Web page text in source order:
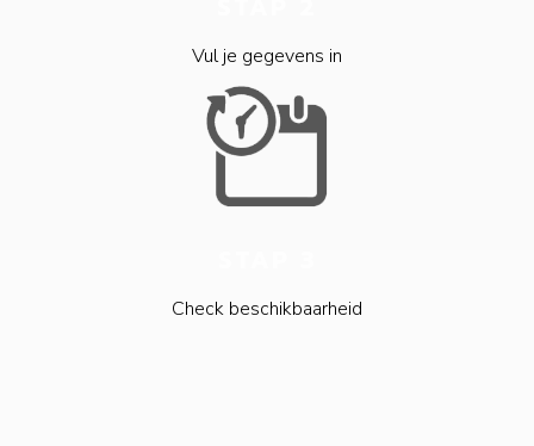
Vul je gegevens in
Check beschikbaarheid